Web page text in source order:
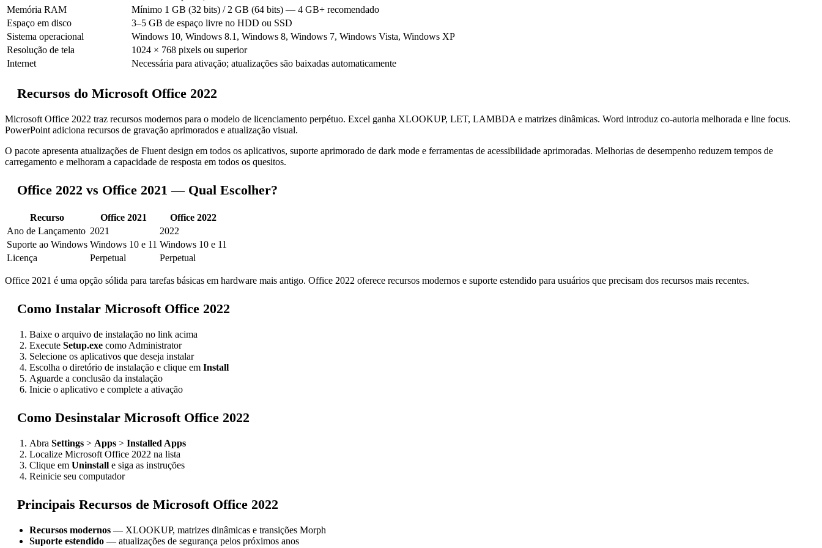
Memória RAM
Mínimo 1 GB (32 bits) / 2 GB (64 bits) — 4 GB+ recomendado
Espaço em disco
3–5 GB de espaço livre no HDD ou SSD
Sistema operacional
Windows 10, Windows 8.1, Windows 8, Windows 7, Windows Vista, Windows XP
Resolução de tela
1024 × 768 pixels ou superior
Internet
Necessária para ativação; atualizações são baixadas automaticamente
Recursos do Microsoft Office 2022
Microsoft Office 2022 traz recursos modernos para o modelo de licenciamento perpétuo. Excel ganha XLOOKUP, LET, LAMBDA e matrizes dinâmicas. Word introduz co-autoria melhorada e line focus.
PowerPoint adiciona recursos de gravação aprimorados e atualização visual.
O pacote apresenta atualizações de Fluent design em todos os aplicativos, suporte aprimorado de dark mode e ferramentas de acessibilidade aprimoradas. Melhorias de desempenho reduzem tempos de
carregamento e melhoram a capacidade de resposta em todos os quesitos.
Office 2022 vs Office 2021 — Qual Escolher?
Recurso Office 2021
Office 2022
Ano de Lançamento 2021
2022
Suporte ao Windows Windows 10 e 11 Windows 10 e 11
Licença
Perpetual Perpetual
Office 2021 é uma opção sólida para tarefas básicas em hardware mais antigo. Office 2022 oferece recursos modernos e suporte estendido para usuários que precisam dos recursos mais recentes.
Como Instalar Microsoft Office 2022
Baixe o arquivo de instalação no link acima
Execute Setup.exe como Administrator
Selecione os aplicativos que deseja instalar
Escolha o diretório de instalação e clique em Install
Aguarde a conclusão da instalação
Inicie o aplicativo e complete a ativação
Como Desinstalar Microsoft Office 2022
Abra Settings > Apps > Installed Apps
Localize Microsoft Office 2022 na lista
Clique em Uninstall e siga as instruções
Reinicie seu computador
Principais Recursos de Microsoft Office 2022
Recursos modernos — XLOOKUP, matrizes dinâmicas e transições Morph
Suporte estendido — atualizações de segurança pelos próximos anos